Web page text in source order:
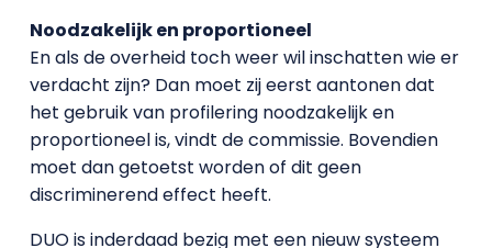
Noodzakelijk en proportioneel
En als de overheid toch weer wil inschatten wie er
verdacht zijn? Dan moet zij eerst aantonen dat
het gebruik van profilering noodzakelijk en
proportioneel is, vindt de commissie. Bovendien
moet dan getoetst worden of dit geen
discriminerend effect heeft.
DUO is inderdaad bezig met een nieuw systeem